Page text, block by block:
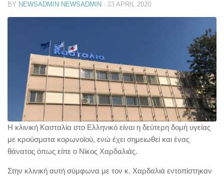
BY NEWSADMIN NEWSADMIN · 23 APRIL 2020
Η κλινική Κασταλία στο Ελληνικό είναι η δεύτερη δομή υγείας
με κρούσματα κορωνοϊού, ενώ έχει σημειωθεί και ένας
θάνατος όπως είπε ο Νίκος Χαρδαλιάς.
Στην κλινική αυτή σύμφωνα με τον κ. Χαρδαλιά εντοπίστηκαν